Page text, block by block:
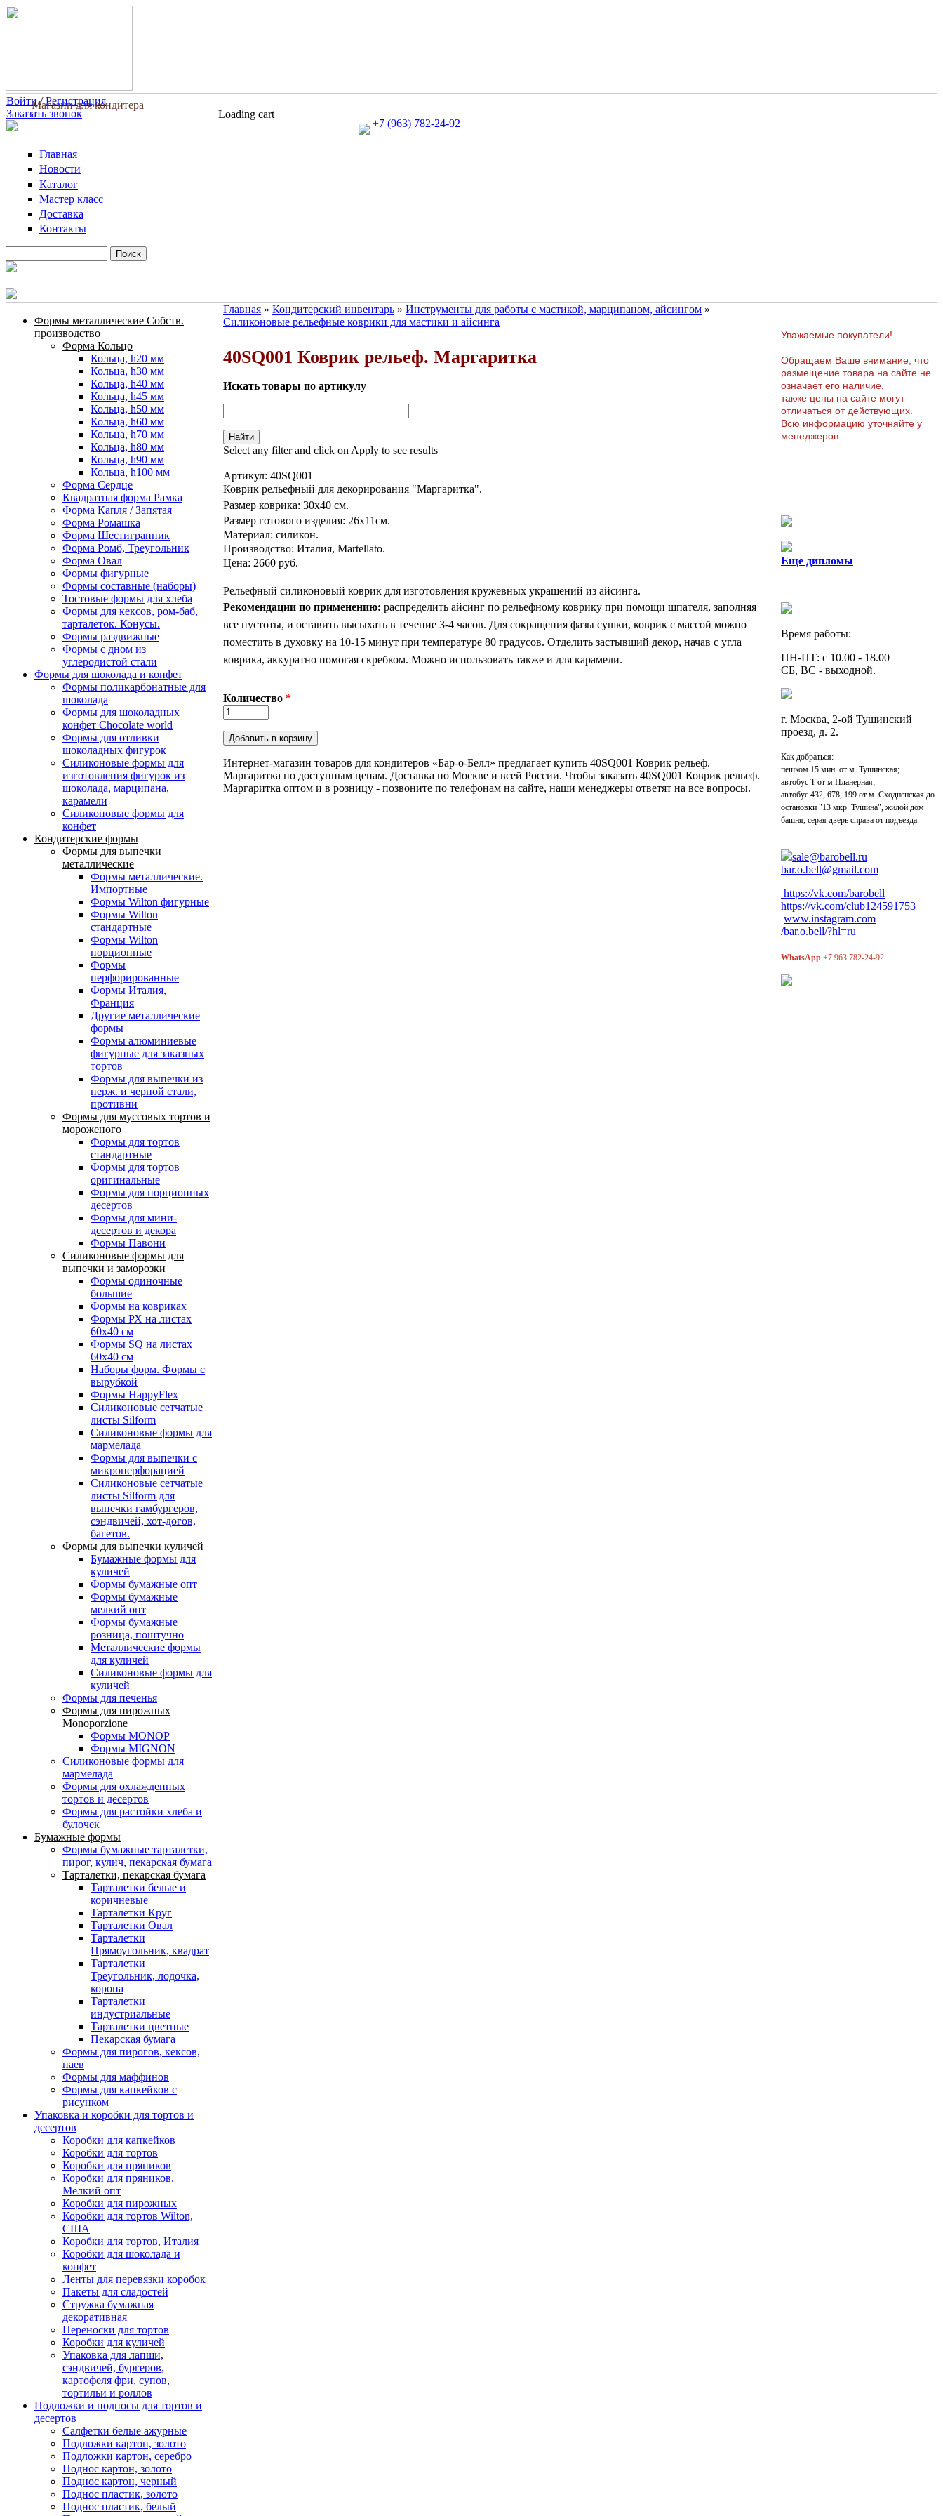
Перейти к основному содержанию
Магазин для кондитера
Войти/Регистрация
Заказать звонок
Loading cart
+7 (963) 782-24-92
Главная
Новости
Каталог
Мастер класс
Доставка
Контакты
Форма поиска
Формы металлические Собств.
производство
Форма Кольцо
Кольца, h20 мм
Кольца, h30 мм
Кольца, h40 мм
Кольца, h45 мм
Кольца, h50 мм
Кольца, h60 мм
Кольца, h70 мм
Кольца, h80 мм
Кольца, h90 мм
Кольца, h100 мм
Форма Сердце
Квадратная форма Рамка
Форма Капля / Запятая
Форма Ромашка
Форма Шестигранник
Форма Ромб, Треугольник
Форма Овал
Формы фигурные
Формы составные (наборы)
Тостовые формы для хлеба
Формы для кексов, ром-баб,
тарталеток. Конусы.
Формы раздвижные
Формы с дном из
углеродистой стали
Формы для шоколада и конфет
Формы поликарбонатные для
шоколада
Формы для шоколадных
конфет Сhocolate world
Формы для отливки
шоколадных фигурок
Силиконовые формы для
изготовления фигурок из
шоколада, марципана,
карамели
Силиконовые формы для
конфет
Кондитерские формы
Формы для выпечки
металлические
Формы металлические.
Импортные
Формы Wilton фигурные
Формы Wilton
стандартные
Формы Wilton
порционные
Формы
перфорированные
Формы Италия,
Франция
Другие металлические
формы
Формы алюминиевые
фигурные для заказных
тортов
Формы для выпечки из
нерж. и черной стали,
противни
Формы для муссовых тортов и
мороженого
Формы для тортов
стандартные
Формы для тортов
оригинальные
Формы для порционных
десертов
Формы для мини-
десертов и декора
Формы Павони
Силиконовые формы для
выпечки и заморозки
Формы одиночные
большие
Формы на ковриках
Формы РХ на листах
60х40 см
Формы SQ на листах
60х40 см
Наборы форм. Формы с
вырубкой
Формы HappyFlex
Силиконовые сетчатые
листы Silform
Силиконовые формы для
мармелада
Формы для выпечки с
микроперфорацией
Силиконовые сетчатые
листы Silform для
выпечки гамбургеров,
сэндвичей, хот-догов,
багетов.
Формы для выпечки куличей
Бумажные формы для
куличей
Формы бумажные опт
Формы бумажные
мелкий опт
Формы бумажные
розница, поштучно
Металлические формы
для куличей
Силиконовые формы для
куличей
Формы для печенья
Формы для пирожных
Monoporzione
Формы MONOP
Формы MIGNON
Силиконовые формы для
мармелада
Формы для oхлажденных
тортов и десертов
Формы для растойки хлеба и
булочек
Бумажные формы
Формы бумажные тарталетки,
пирог, кулич, пекарская бумага
Тарталетки, пекарская бумага
Тарталетки белые и
коричневые
Тарталетки Круг
Тарталетки Овал
Тарталетки
Прямоугольник, квадрат
Тарталетки
Треугольник, лодочка,
корона
Тарталетки
индустриальные
Тарталетки цветные
Пекарская бумага
Формы для пирогов, кексов,
паев
Формы для маффинов
Формы для капкейков с
рисунком
Упаковка и коробки для тортов и
десертов
Коробки для капкейков
Коробки для тортов
Коробки для пряников
Коробки для пряников.
Мелкий опт
Коробки для пирожных
Коробки для тортов Wilton,
США
Коробки для тортов, Италия
Коробки для шоколада и
конфет
Ленты для перевязки коробок
Пакеты для сладостей
Стружка бумажная
декоративная
Переноски для тортов
Коробки для куличей
Упаковка для лапши,
сэндвичей, бургеров,
картофеля фри, супов,
тортильи и роллов
Подложки и подносы для тортов и
десертов
Салфетки белые ажурные
Подложки картон, золото
Подложки картон, серебро
Поднос картон, золото
Поднос картон, черный
Поднос пластик, золото
Поднос пластик, белый
Вы здесь
Главная » Кондитерский инвентарь » Инструменты для работы с мастикой, марципаном, айсингом »
Силиконовые рельефные коврики для мастики и айсинга
40SQ001 Коврик рельеф. Маргаритка
Искать товары по артикулу
Select any filter and click on Apply to see results
Артикул: 40SQ001
Коврик рельефный для декорирования "Маргаритка".
Размер коврика: 30х40 см.
Размер готового изделия: 26х11см.
Материал: силикон.
Производство: Италия, Martellato.
Цена: 2660 руб.
Рельефный силиконовый коврик для изготовления кружевных украшений из айсинга.
Рекомендации по применению: распределить айсинг по рельефному коврику при помощи шпателя, заполняя
все пустоты, и оставить высыхать в течение 3-4 часов. Для сокращения фазы сушки, коврик с массой можно
поместить в духовку на 10-15 минут при температуре 80 градусов. Отделить застывший декор, начав с угла
коврика, аккуратно помогая скребком. Можно использовать также и для карамели.
Количество *
Интернет-магазин товаров для кондитеров «Бар-о-Белл» предлагает купить 40SQ001 Коврик рельеф.
Маргаритка по доступным ценам. Доставка по Москве и всей России. Чтобы заказать 40SQ001 Коврик рельеф.
Маргаритка оптом и в розницу - позвоните по телефонам на сайте, наши менеджеры ответят на все вопросы.
Уважаемые покупатели!
Обращаем Ваше внимание, что
размещение товара на сайте не
означает его наличие,
также цены на сайте могут
отличаться от действующих.
Всю информацию уточняйте у
менеджеров.
Еще дипломы
Время работы:
ПН-ПТ: с 10.00 - 18.00
СБ, ВС - выходной.
г. Москва, 2-ой Тушинский
проезд, д. 2.
Как добраться:
пешком 15 мин. от м. Тушинская;
автобус Т от м.Планерная;
автобус 432, 678, 199 от м. Сходненская до
остановки "13 мкр. Тушина", жилой дом
башня, серая дверь справа от подъезда.
sale@barobell.ru
bar.o.bell@gmail.com
https://vk.com/barobell
https://vk.com/club124591753
www.instagram.com
/bar.o.bell/?hl=ru
WhatsApp +7 963 782-24-92